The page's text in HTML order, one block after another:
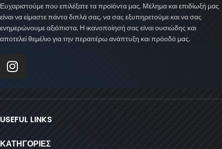
Ευχαριστούμε που επιλέξατε τα προϊόντα μας. Μέλημα και επιδίωξή μας
είναι να είμαστε πάντα διπλά σας, να σας εξυπηρετούμε και να σας
ενημερώνουμε αξιόπιστα. Η ικανοποίησή σας είναι ουσιώδης και
αποτελεί θεμέλιο για την περαιτέρω ανάπτυξη και πρόοδό μας.
USEFUL LINKS
ΚΑΤΗΓΟΡΙΕΣ